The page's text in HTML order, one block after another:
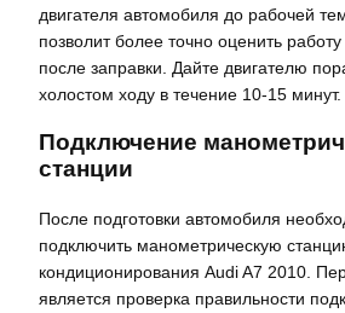
двигателя автомобиля до рабочей
позволит более точно оценить
после заправки. Дайте двигателю
холостом ходу в течение 10-15 минут.
Подключение
станции
После подготовки автомобиля
подключить манометрическую
кондиционирования Audi A7 2010.
является проверка правильности